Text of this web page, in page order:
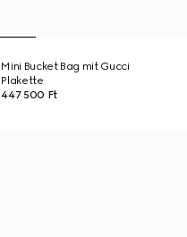
Mini Bucket Bag mit Gucci
Plakette
447 500 Ft